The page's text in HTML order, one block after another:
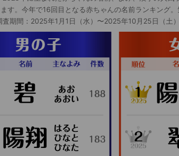
す。今年で16回目となる赤ちゃんの名前ランキング
査期間：2025年1月1日（水）〜2025年10月25日（土）